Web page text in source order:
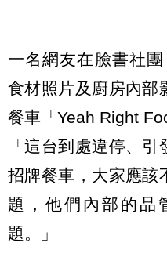
一名網友在臉書社
食材照片及廚房內部
餐車「Yeah Right
「這台到處違停、
招牌餐車，大家應該
題，他們內部的品
題。」